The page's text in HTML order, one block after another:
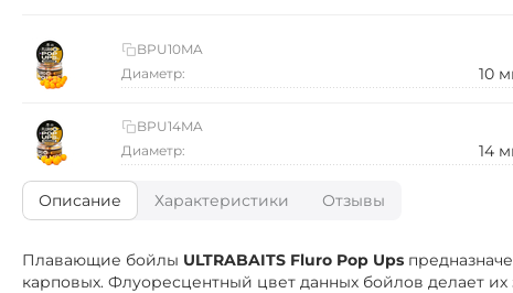
BPU10MA
Диаметр:
10
BPU14MA
Диаметр:
14
Описание Характеристики Отзывы
Плавающие бойлы ULTRABAITS Fluro Pop Ups
карповых. Флуоресцентный цвет данных бойлов делает